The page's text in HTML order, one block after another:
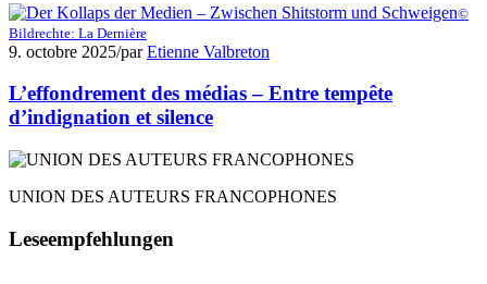
©
Bildrechte: La Dernière
9. octobre 2025/parEtienne Valbreton
L’effondrement des médias – Entre tempête
d’indignation et silence
UNION DES AUTEURS FRANCOPHONES
Leseempfehlungen